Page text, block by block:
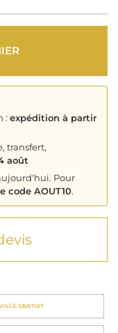
: expédition à partir
transfert,
août
Pour
code AOUT10.
GRATUIT